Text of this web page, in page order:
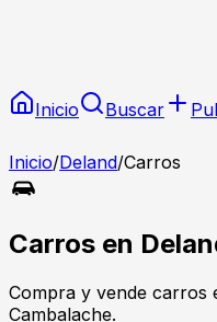
Inicio Buscar
Inicio/Deland/Carros
Carros en
Compra y vende carros
Cambalache.